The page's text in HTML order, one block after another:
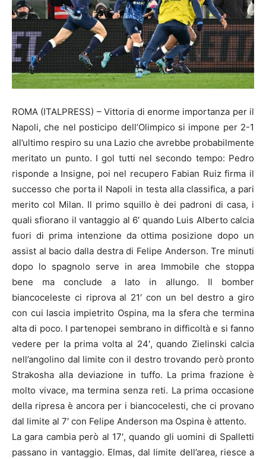
ROMA (ITALPRESS) – Vittoria di enorme importanza per il
Napoli, che nel posticipo dell’Olimpico si impone per 2-1
all’ultimo respiro su una Lazio che avrebbe probabilmente
meritato un punto. I gol tutti nel secondo tempo: Pedro
risponde a Insigne, poi nel recupero Fabian Ruiz firma il
successo che porta il Napoli in testa alla classifica, a pari
merito col Milan. Il primo squillo è dei padroni di casa, i
quali sfiorano il vantaggio al 6′ quando Luis Alberto calcia
fuori di prima intenzione da ottima posizione dopo un
assist al bacio dalla destra di Felipe Anderson. Tre minuti
dopo lo spagnolo serve in area Immobile che stoppa
bene ma conclude a lato in allungo. Il bomber
biancoceleste ci riprova al 21′ con un bel destro a giro
con cui lascia impietrito Ospina, ma la sfera che termina
alta di poco. I partenopei sembrano in difficoltà e si fanno
vedere per la prima volta al 24′, quando Zielinski calcia
nell’angolino dal limite con il destro trovando però pronto
Strakosha alla deviazione in tuffo. La prima frazione è
molto vivace, ma termina senza reti. La prima occasione
della ripresa è ancora per i biancocelesti, che ci provano
dal limite al 7′ con Felipe Anderson ma Ospina è attento.
La gara cambia però al 17′, quando gli uomini di Spalletti
passano in vantaggio. Elmas, dal limite dell’area, riesce a